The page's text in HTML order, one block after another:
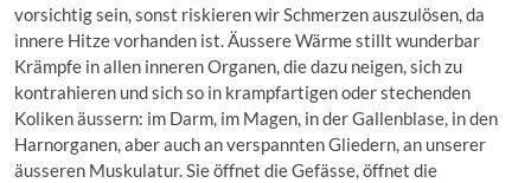
vorsichtig sein, sonst riskieren wir Schmerzen auszulösen, da
innere Hitze vorhanden ist. Äussere Wärme stillt wunderbar
Krämpfe in allen inneren Organen, die dazu neigen, sich zu
kontrahieren und sich so in krampfartigen oder stechenden
Koliken äussern: im Darm, im Magen, in der Gallenblase, in den
Harnorganen, aber auch an verspannten Gliedern, an unserer
äusseren Muskulatur. Sie öffnet die Gefässe, öffnet die